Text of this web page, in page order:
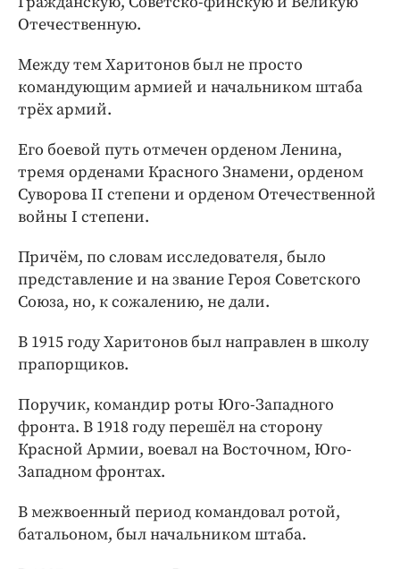
Отечественную.
Между тем Харитонов был не просто
командующим армией и начальником штаба
трёх армий.
Его боевой путь отмечен орденом Ленина,
тремя орденами Красного Знамени, орденом
Суворова II степени и орденом Отечественной
войны I степени.
Причём, по словам исследователя, было
представление и на звание Героя Советского
Союза, но, к сожалению, не дали.
В 1915 году Харитонов был направлен в школу
прапорщиков.
Поручик, командир роты Юго-Западного
фронта. В 1918 году перешёл на сторону
Красной Армии, воевал на Восточном, Юго-
Западном фронтах.
В межвоенный период командовал ротой,
батальоном, был начальником штаба.